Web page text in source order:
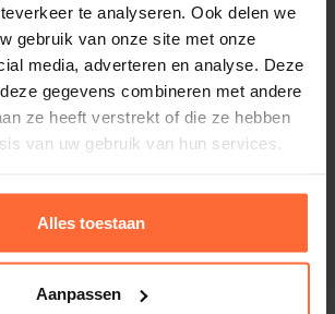
te analyseren. Ook delen we
gebruik van onze site met onze
media, adverteren en analyse. Deze
gegevens combineren met andere
ze heeft verstrekt of die ze hebben
van uw gebruik van hun services.
Alles toestaan
Aanpassen